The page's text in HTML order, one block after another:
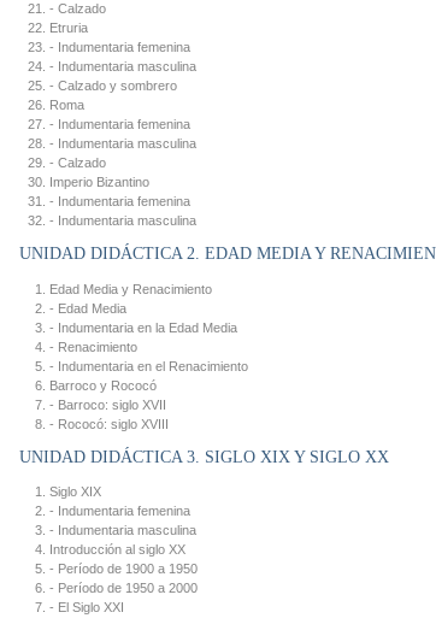
- Calzado
Etruria
- Indumentaria femenina
- Indumentaria masculina
- Calzado y sombrero
Roma
- Indumentaria femenina
- Indumentaria masculina
- Calzado
Imperio Bizantino
- Indumentaria femenina
- Indumentaria masculina
UNIDAD DIDÁCTICA 2. EDAD MEDIA Y
Edad Media y Renacimiento
- Edad Media
- Indumentaria en la Edad Media
- Renacimiento
- Indumentaria en el Renacimiento
Barroco y Rococó
- Barroco: siglo XVII
- Rococó: siglo XVIII
UNIDAD DIDÁCTICA 3. SIGLO XIX Y SIGLO XX
Siglo XIX
- Indumentaria femenina
- Indumentaria masculina
Introducción al siglo XX
- Período de 1900 a 1950
- Período de 1950 a 2000
- El Siglo XXI